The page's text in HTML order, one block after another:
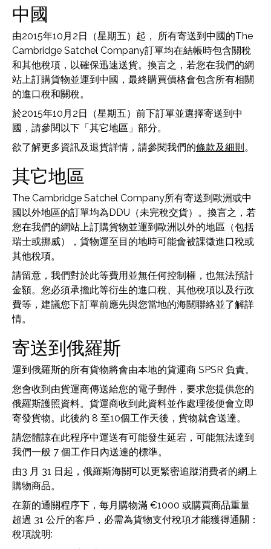
中國
由2015年10月2日（星期五）起， 所有寄送到中國的The
Cambridge Satchel Company訂單均在結帳時包含關稅
和其他稅項，以確保迅速送貨。換言之，若您在我們的網
站上訂購貨物並運到中國，最終購買價格會包含所有相關
的進口稅和關稅。
於2015年10月2日（星期五）前下訂單並選擇寄送到中
國，請參閱以下「其它地區」部分。
欲了解更多資訊及退貨詳情，請參閱我們的條款及細則。
其它地區
The Cambridge Satchel Company所有寄送到歐洲或中
國以外地區的訂單均為DDU（未完稅交貨）。換言之，若
您在我們的網站上訂購貨物並運到歐洲以外的地區（包括
瑞士或挪威），貨物運至目的地時可能會被課徵進口稅或
其他稅項。
請留意，我們對於此等費用並無任何控制權，也無法預計
金額。您必須承擔此等衍生的進口稅、其他稅項以及行政
費等，建議您下訂單前應先與您當地的海關聯絡並了解詳
情。
寄送到俄羅斯
運到俄羅斯的所有貨物將會由本地的貨運商 SPSR 負責。
您會收到由貨運商傳送給您的電子郵件，要求您提供您的
俄羅斯護照資料。貨運商收到此資料並作處理後便會立即
寄發貨物。此後約 8 至10個工作天後，貨物就會送達。
請您體諒在此程序中運送有可能發生延宕，可能無法達到
我們一般 7 個工作日內送達的標準。
由3 月 31 日起，俄羅斯海關可以更緊密追蹤消費者的網上
購物商品。
在新的通關程序下，每月購物滿 €1000 或購買商品重量
超過 31 公斤的客戶，必需為貨物支付稅項才能獲得通關：
稅項說明: